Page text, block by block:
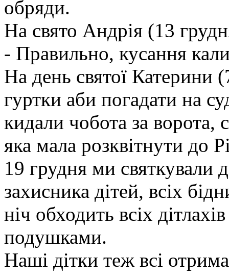
обряди.
На свято Андрія (13
- Правильно, кусання
На день святої Катерини
гуртки аби погадати на
кидали чобота за ворота,
яка мала розквітнути до
19 грудня ми святкували
захисника дітей, всіх
ніч обходить всіх
подушками.
Наші дітки теж всі